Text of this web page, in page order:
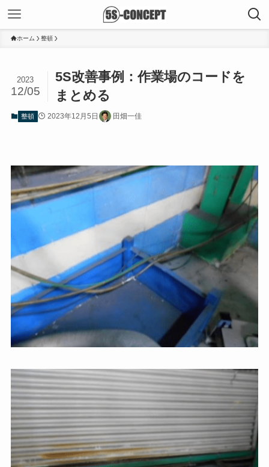
ホーム 整頓
5S改善事例：作業場のコードを
まとめる
2023
12/05
整頓 2023年12月5日 田畑一佳